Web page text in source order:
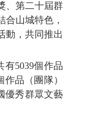
、第二十屆群
山城特色，
動，共同推出
5039個作品
品（團隊）
優秀群眾文藝